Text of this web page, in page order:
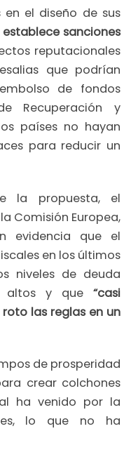
el diseño de sus
establece sanciones
reputacionales
que podrían
de fondos
Recuperación y
países no hayan
para reducir un
la propuesta, el
Comisión Europea,
evidencia que el
en los últimos
niveles de deuda
altos y que “casi
las reglas en un
de prosperidad
crear colchones
ha venido por la
lo que no ha